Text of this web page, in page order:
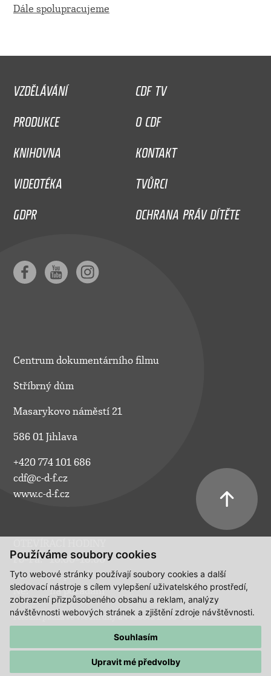
Používáme soubory cookies
Tyto webové stránky používají soubory cookies a další
sledovací nástroje s cílem vylepšení uživatelského prostředí,
zobrazení přizpůsobeného obsahu a reklam, analýzy
návštěvnosti webových stránek a zjištění zdroje návštěvnosti.
Souhlasím
Upravit mé předvolby
Dále spolupracujeme
VZDĚLÁVÁNÍ
CDF TV
PRODUKCE
O CDF
KNIHOVNA
KONTAKT
VIDEOTÉKA
TVŮRCI
GDPR
OCHRANA PRÁV DÍTĚTE
Centrum dokumentárního filmu
Stříbrný dům
Masarykovo náměstí 21
586 01 Jihlava
+420 774 101 686
cdf@c-d-f.cz
www.c-d-f.cz
Po–Pá:
10.00–18.00
So:
na požádání
Ne:
na požádání
Polední pauza ve všední dny a v sobotu 13:00 - 14:00.